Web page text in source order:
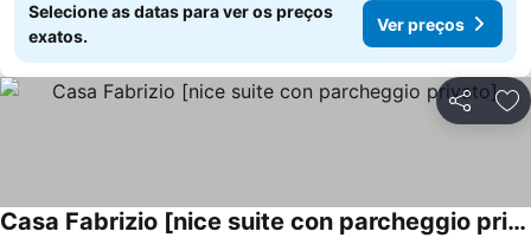
Selecione as datas para ver os preços
exatos.
Ver preços
Partilhar
Casa Fabrizio [nice suite con parcheggio privato]